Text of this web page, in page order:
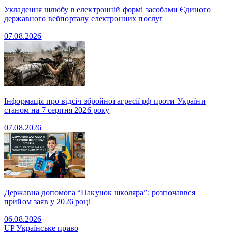
Укладення шлюбу в електронній формі засобами Єдиного
державного вебпорталу електронних послуг
07.08.2026
Інформація про відсіч збройної агресії рф проти України
станом на 7 серпня 2026 року
07.08.2026
Державна допомога “Пакунок школяра”: розпочаввся
прийом заяв у 2026 році
06.08.2026
UPУкраїнське право